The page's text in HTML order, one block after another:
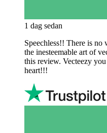
1 dag sedan
Speechless!! There is
the inesteemable art of
this review. Vecteezy
heart!!!